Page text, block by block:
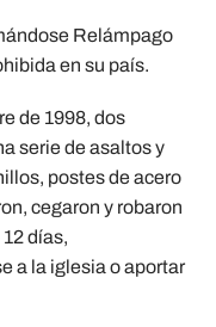
Relámpago
en su país.
de 1998, dos
serie de asaltos y
postes de acero
cegaron y robaron
días,
a la iglesia o aportar